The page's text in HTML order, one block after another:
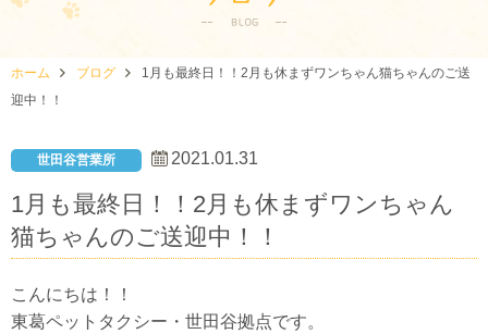
ホーム ブログ
1月も最終日！！2月も休まずワンちゃん猫ちゃんのご送
迎中！！
世田谷営業所 2021.01.31
1月も最終日！！2月も休まずワンちゃん
猫ちゃんのご送迎中！！
こんにちは！！
東葛ペットタクシー・世田谷拠点です。